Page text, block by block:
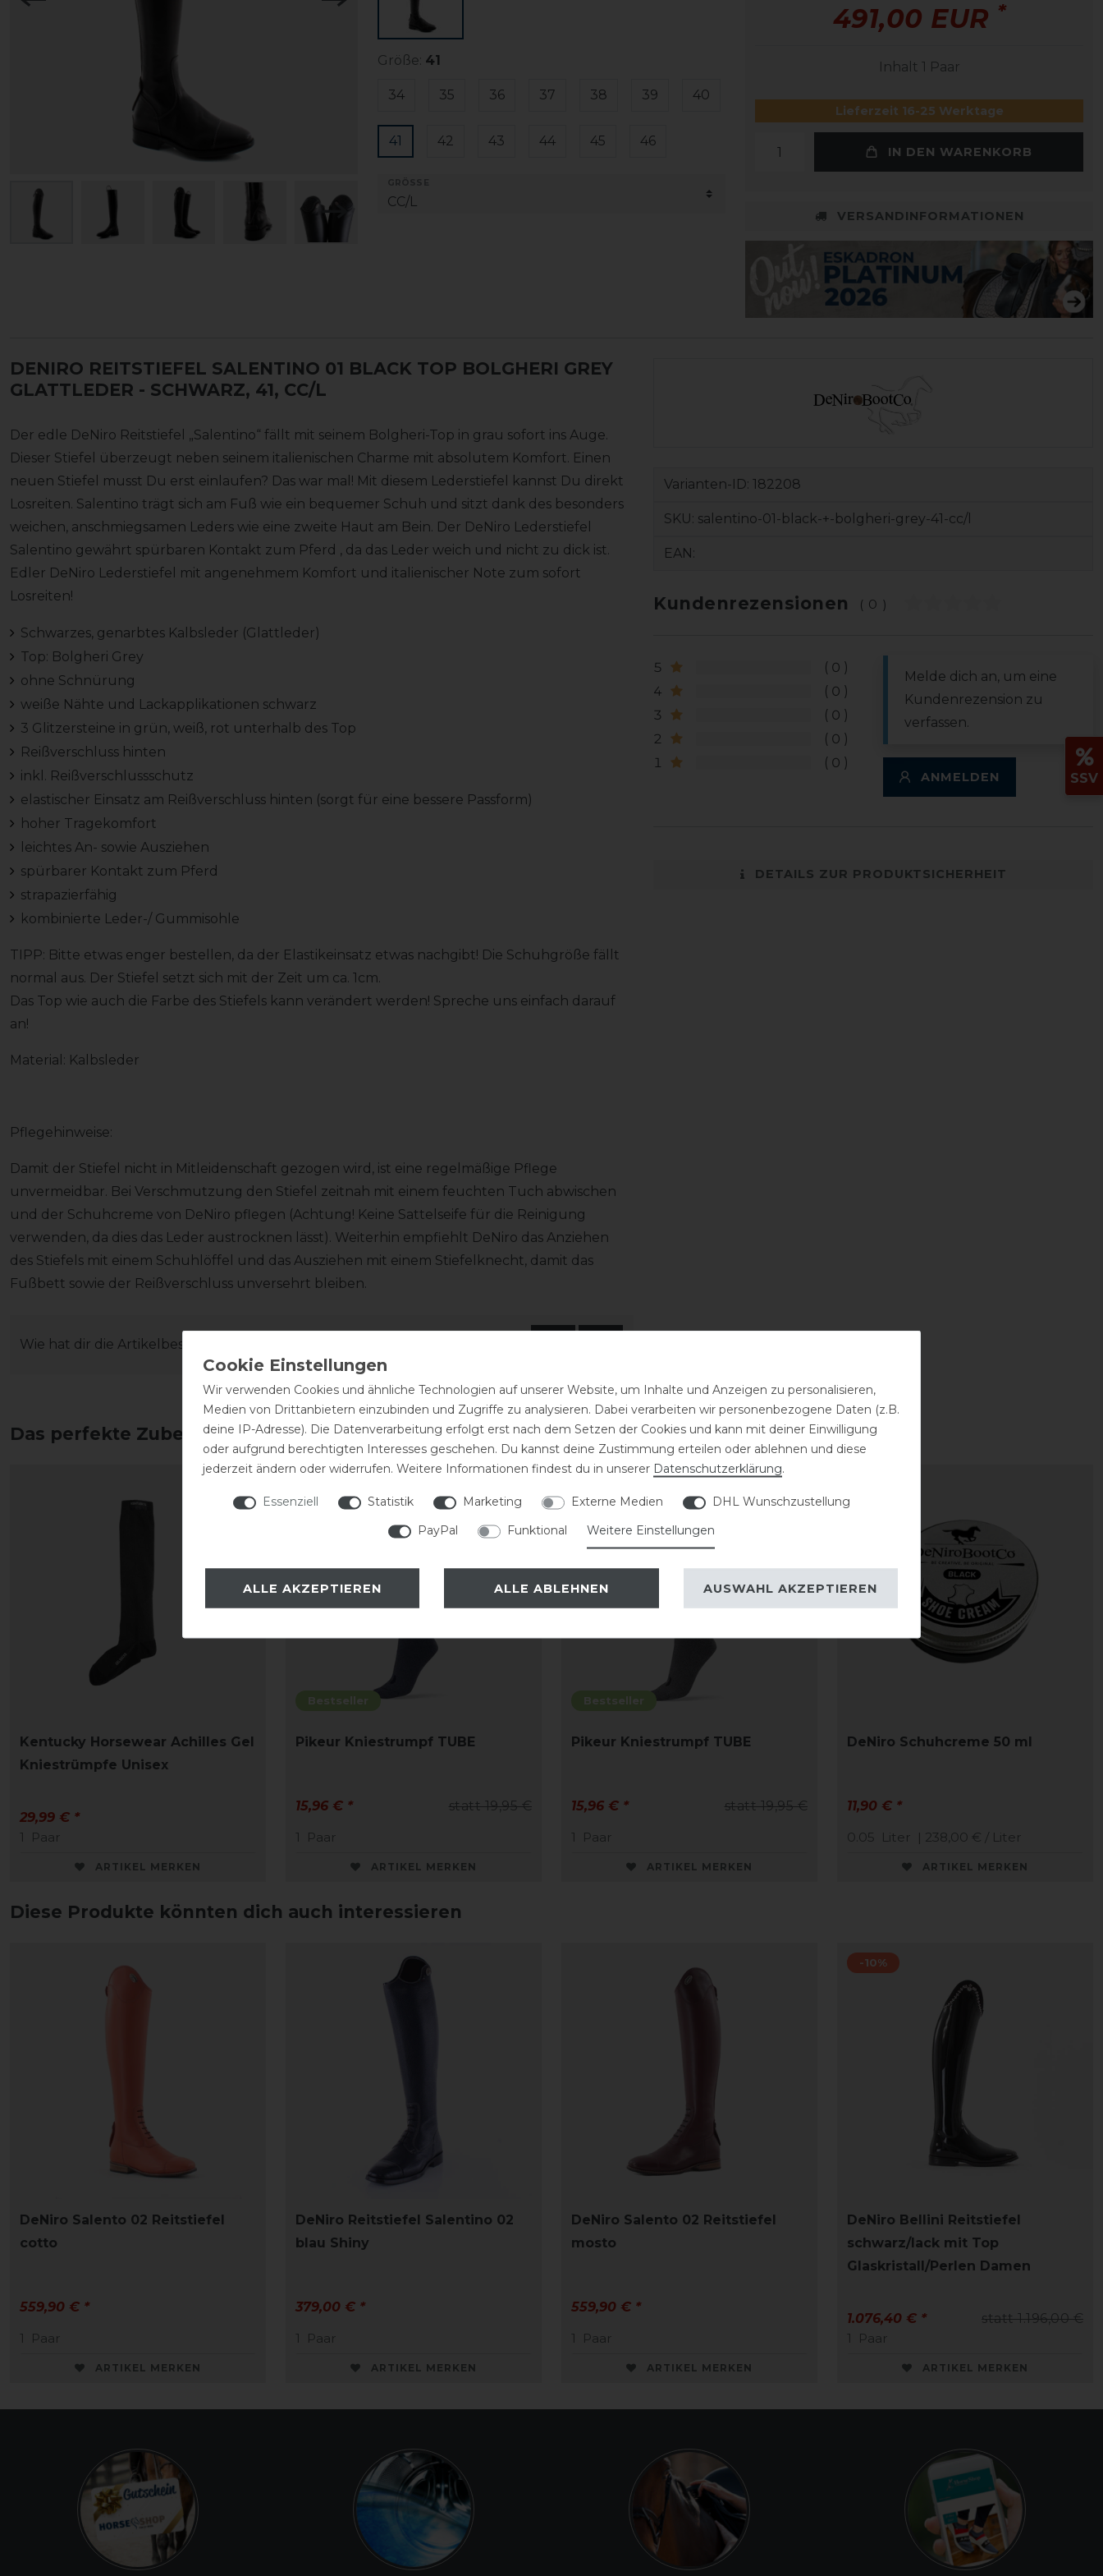
Größe: 41
34 35 36 37 38 39 40
41 42 43 44 45 46
491,00 EUR *
Inhalt 1 Paar
Lieferzeit 16-25 Werktage
IN DEN WARENKORB
VERSANDINFORMATIONEN
DENIRO REITSTIEFEL SALENTINO 01 BLACK TOP BOLGHERI GREY
GLATTLEDER - SCHWARZ, 41, CC/L
Der edle DeNiro Reitstiefel „Salentino“ fällt mit seinem Bolgheri-Top in grau sofort ins Auge.
Dieser Stiefel überzeugt neben seinem italienischen Charme mit absolutem Komfort. Einen
neuen Stiefel musst Du erst einlaufen? Das war mal! Mit diesem Lederstiefel kannst Du direkt
Losreiten. Salentino trägt sich am Fuß wie ein bequemer Schuh und sitzt dank des besonders
weichen, anschmiegsamen Leders wie eine zweite Haut am Bein. Der DeNiro Lederstiefel
Salentino gewährt spürbaren Kontakt zum Pferd , da das Leder weich und nicht zu dick ist.
Edler DeNiro Lederstiefel mit angenehmem Komfort und italienischer Note zum sofort
Losreiten!
Schwarzes, genarbtes Kalbsleder (Glattleder)
Top: Bolgheri Grey
ohne Schnürung
weiße Nähte und Lackapplikationen schwarz
3 Glitzersteine in grün, weiß, rot unterhalb des Top
Reißverschluss hinten
inkl. Reißverschlussschutz
elastischer Einsatz am Reißverschluss hinten (sorgt für eine bessere Passform)
hoher Tragekomfort
leichtes An- sowie Ausziehen
spürbarer Kontakt zum Pferd
strapazierfähig
kombinierte Leder-/ Gummisohle
TIPP: Bitte etwas enger bestellen, da der Elastikeinsatz etwas nachgibt! Die Schuhgröße fällt
normal aus. Der Stiefel setzt sich mit der Zeit um ca. 1cm.
Das Top wie auch die Farbe des Stiefels kann verändert werden! Spreche uns einfach darauf
an!
Material: Kalbsleder
Pflegehinweise:
Damit der Stiefel nicht in Mitleidenschaft gezogen wird, ist eine regelmäßige Pflege
unvermeidbar. Bei Verschmutzung den Stiefel zeitnah mit einem feuchten Tuch abwischen
und der Schuhcreme von DeNiro pflegen (Achtung! Keine Sattelseife für die Reinigung
verwenden, da dies das Leder austrocknen lässt). Weiterhin empfiehlt DeNiro das Anziehen
des Stiefels mit einem Schuhlöffel und das Ausziehen mit einem Stiefelknecht, damit das
Fußbett sowie der Reißverschluss unversehrt bleiben.
Wie hat dir die Artikelbeschreibung gefallen?
Varianten-ID: 182208
SKU: salentino-01-black-+-bolgheri-grey-41-cc/l
EAN:
Kundenrezensionen (0)
5
0
4
0
3
0
2
0
1
0
Melde dich an, um eine
Kundenrezension zu
verfassen.
ANMELDEN
DETAILS ZUR PRODUKTSICHERHEIT
Das perfekte Zubehör für dich
Kentucky Horsewear Achilles Gel
Kniestrümpfe Unisex
29,99 € *
1
Paar
ARTIKEL MERKEN
Bestseller
Pikeur Kniestrumpf TUBE
statt 19,95 €
15,96 € *
1
Paar
ARTIKEL MERKEN
Bestseller
Pikeur Kniestrumpf TUBE
statt 19,95 €
15,96 € *
1
Paar
ARTIKEL MERKEN
DeNiro Schuhcreme 50 ml
11,90 € *
0.05 Liter | 238,00 € / Liter
ARTIKEL MERKEN
Diese Produkte könnten dich auch interessieren
DeNiro Salento 02 Reitstiefel
cotto
559,90 € *
1
Paar
ARTIKEL MERKEN
DeNiro Reitstiefel Salentino 02
blau Shiny
379,00 € *
1
Paar
ARTIKEL MERKEN
DeNiro Salento 02 Reitstiefel
mosto
559,90 € *
1
Paar
ARTIKEL MERKEN
-10%
DeNiro Bellini Reitstiefel
schwarz/lack mit Top
Glaskristall/Perlen Damen
statt 1.196,00 €
1.076,40 € *
1
Paar
ARTIKEL MERKEN
SSV
Wir verwenden Cookies und ähnliche Technologien auf unserer Website, um Inhalte und Anzeigen zu personalisieren,
Medien von Drittanbietern einzubinden und Zugriffe zu analysieren. Dabei verarbeiten wir personenbezogene Daten (z.B.
deine IP-Adresse). Die Datenverarbeitung erfolgt erst nach dem Setzen der Cookies und kann mit deiner Einwilligung
oder aufgrund berechtigten Interesses geschehen. Du kannst deine Zustimmung erteilen oder ablehnen und diese
jederzeit ändern oder widerrufen. Weitere Informationen findest du in unserer Daten­schutz­erklärung.
Essenziell Statistik Marketing Externe Medien
DHL Wunschzustellung
PayPal
Funktional Weitere Einstellungen
ALLE AKZEPTIEREN ALLE ABLEHNEN AUSWAHL AKZEPTIEREN